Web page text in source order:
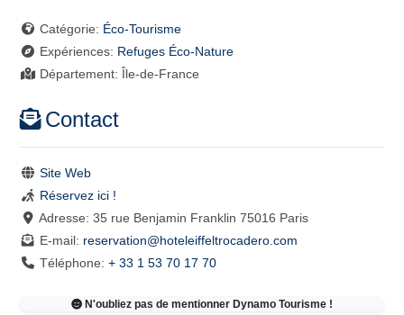
Catégorie: Éco-Tourisme
Expériences: Refuges Éco-Nature
Département: Île-de-France
Contact
Site Web
Réservez ici !
Adresse: 35 rue Benjamin Franklin 75016 Paris
E-mail: reservation@hoteleiffeltrocadero.com
Téléphone: + 33 1 53 70 17 70
N'oubliez pas de mentionner Dynamo Tourisme !